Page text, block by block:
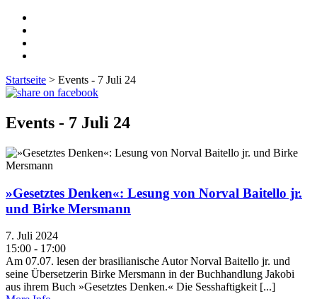
Startseite > Events - 7 Juli 24
Events - 7 Juli 24
»Gesetztes Denken«: Lesung von Norval Baitello jr.
und Birke Mersmann
7. Juli 2024
15:00 - 17:00
Am 07.07. lesen der brasilianische Autor Norval Baitello jr. und
seine Übersetzerin Birke Mersmann in der Buchhandlung Jakobi
aus ihrem Buch »Gesetztes Denken.« Die Sesshaftigkeit [...]